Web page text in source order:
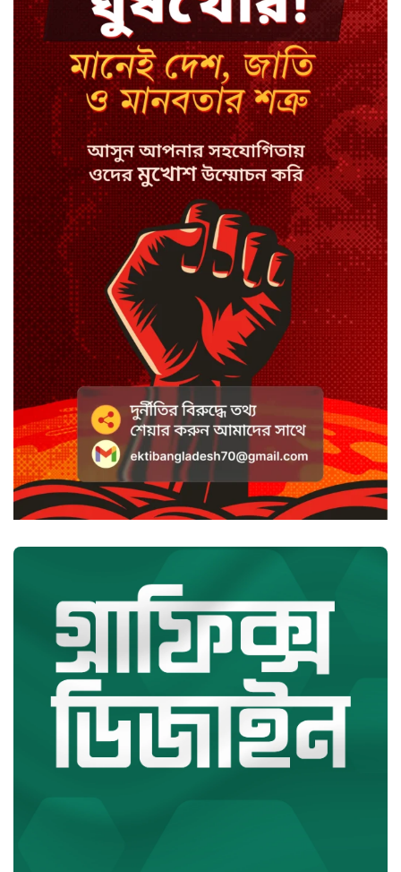
কেন লিভারপুল ছেড়ে তুরস্কের ক্লাবে
সালাহ
কপিল শর্মার অডিশনে বাদ পড়ার সেই
গল্প
যুক্তরাজ্যে সামাজিকমাধ্যমের কারফিউ
মানছে না কিশোররা
কটাক্ষ আর বিদ্রূপে জমে উঠেছে
ভ্যান্সের রাজনীতি
সৌদি আরবে হুতি হামলায় শিশুসহ
আহত ১১